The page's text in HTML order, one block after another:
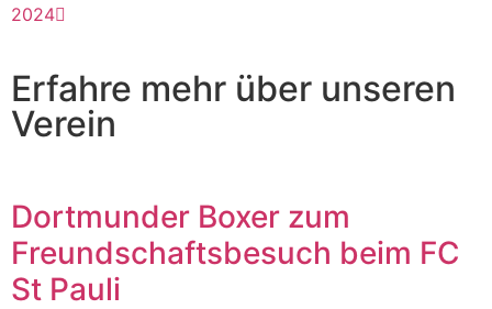
2024
Erfahre mehr über unseren
Verein
Dortmunder Boxer zum
Freundschaftsbesuch beim FC
St Pauli